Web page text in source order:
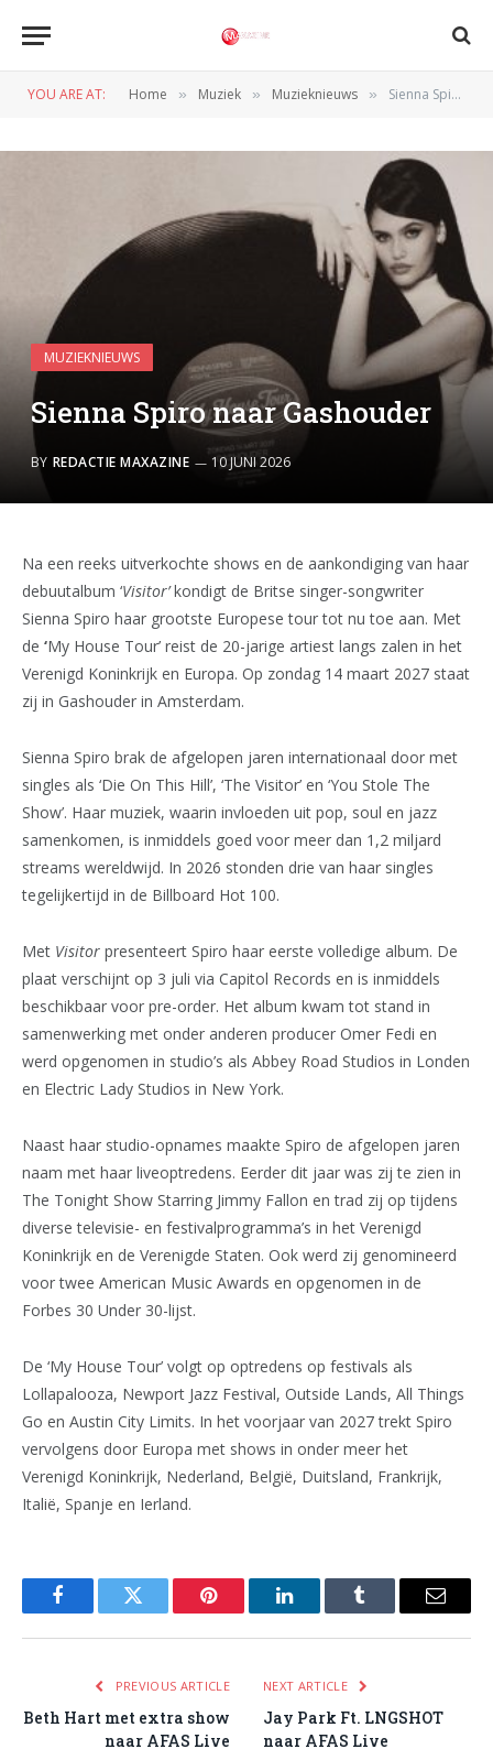
YOU ARE AT: Home » Muziek » Muzieknieuws » Sienna Spiro naar Gashouder
MUZIEKNIEUWS
Sienna Spiro naar Gashouder
BY REDACTIE MAXAZINE 10 JUNI 2026
Na een reeks uitverkochte shows en de aankondiging van haar
debuutalbum ‘Visitor’kondigt de Britse singer-songwriter
Sienna Spiro haar grootste Europese tour tot nu toe aan. Met
de ‘My House Tour’ reist de 20-jarige artiest langs zalen in het
Verenigd Koninkrijk en Europa. Op zondag 14 maart 2027 staat
zij in Gashouder in Amsterdam.
Sienna Spiro brak de afgelopen jaren internationaal door met
singles als ‘Die On This Hill’, ‘The Visitor’ en ‘You Stole The
Show’. Haar muziek, waarin invloeden uit pop, soul en jazz
samenkomen, is inmiddels goed voor meer dan 1,2 miljard
streams wereldwijd. In 2026 stonden drie van haar singles
tegelijkertijd in de Billboard Hot 100.
Met Visitor presenteert Spiro haar eerste volledige album. De
plaat verschijnt op 3 juli via Capitol Records en is inmiddels
beschikbaar voor pre-order. Het album kwam tot stand in
samenwerking met onder anderen producer Omer Fedi en
werd opgenomen in studio’s als Abbey Road Studios in Londen
en Electric Lady Studios in New York.
Naast haar studio-opnames maakte Spiro de afgelopen jaren
naam met haar liveoptredens. Eerder dit jaar was zij te zien in
The Tonight Show Starring Jimmy Fallon en trad zij op tijdens
diverse televisie- en festivalprogramma’s in het Verenigd
Koninkrijk en de Verenigde Staten. Ook werd zij genomineerd
voor twee American Music Awards en opgenomen in de
Forbes 30 Under 30-lijst.
De ‘My House Tour’ volgt op optredens op festivals als
Lollapalooza, Newport Jazz Festival, Outside Lands, All Things
Go en Austin City Limits. In het voorjaar van 2027 trekt Spiro
vervolgens door Europa met shows in onder meer het
Verenigd Koninkrijk, Nederland, België, Duitsland, Frankrijk,
Italië, Spanje en Ierland.
FacebookTwitter Pinterest LinkedInTumblr Email
PREVIOUS ARTICLE
Beth Hart met extra show
naar AFAS Live
NEXT ARTICLE
Jay Park Ft. LNGSHOT
naar AFAS Live